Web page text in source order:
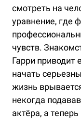
смотреть на
уравнение, где
чувств.
Гарри приводит
начать
жизнь
некогда
актёра, а